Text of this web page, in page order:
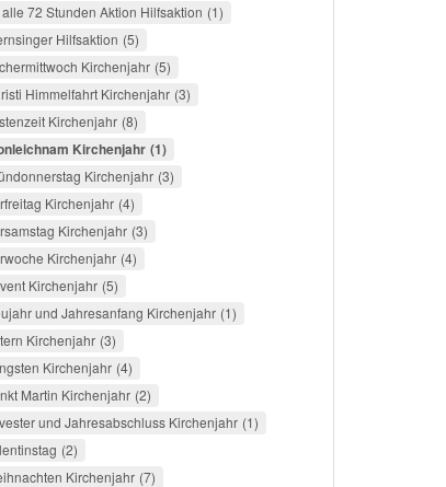
72 Stunden Aktion Hilfsaktion 1
Hilfsaktion 5
Kirchenjahr 5
Himmelfahrt Kirchenjahr 3
Kirchenjahr 8
Kirchenjahr 1
Kirchenjahr 3
Kirchenjahr 4
Kirchenjahr 3
Kirchenjahr 4
Kirchenjahr 5
und Jahresanfang Kirchenjahr 1
Kirchenjahr 3
Kirchenjahr 4
Martin Kirchenjahr 2
und Jahresabschluss Kirchenjahr 1
2
Kirchenjahr 7